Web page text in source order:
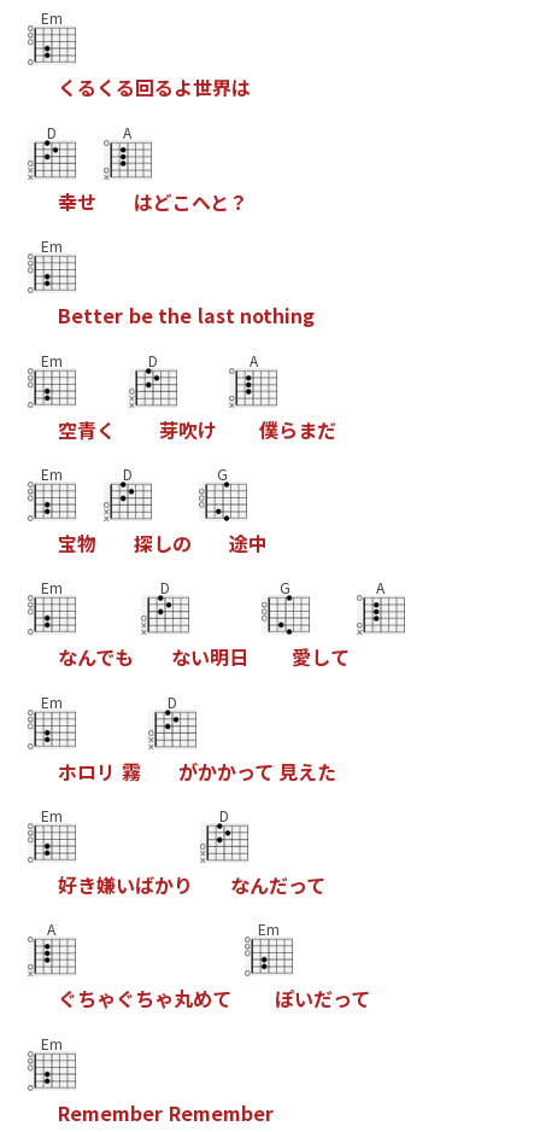
Em
く る く る回るよ世界は
D
幸せ
A
はどこへと ？
Em
Better be the last nothing
Em
空青く
D
芽吹け
A
僕ら まだ
Em
宝物
D
探しの
G
途中
Em
なんでも
D
ない明日
G
愛して
A
Em
ホロリ 霧
D
がかかって 見えた
Em
好き嫌いばかり
D
なんだって
A
ぐちゃぐちゃ丸めて
Em
ぽいだって
Em
Remember Remember